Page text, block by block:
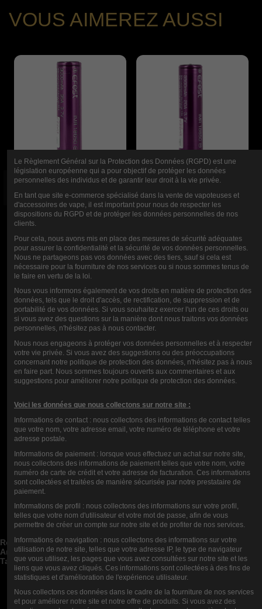
VOUS AIMEREZ AUSSI
ACCU 35A 18650
3000MAH IMR
EFEST
9,90 €
ACCU EFEST
3500MAH
9,90 €
NOTE
COMMENTAIRES (0)
Catégories de blog  
Rechercher dans le blog  
Archives du blog  
Tags du blog  
Blog Top Auteurs  
Newsletter
Le Règlement Général sur la Protection des Données (RGPD) est une
législation européenne qui a pour objectif de protéger les données
personnelles des individus et de garantir leur droit à la vie privée.
En tant que site e-commerce spécialisé dans la vente de vapoteuses et
d'accessoires de vape, il est important pour nous de respecter les
dispositions du RGPD et de protéger les données personnelles de nos
clients.
Pour cela, nous avons mis en place des mesures de sécurité adéquates
pour assurer la confidentialité et la sécurité de vos données personnelles.
Nous ne partageons pas vos données avec des tiers, sauf si cela est
nécessaire pour la fourniture de nos services ou si nous sommes tenus de
le faire en vertu de la loi.
Nous vous informons également de vos droits en matière de protection des
données, tels que le droit d'accès, de rectification, de suppression et de
portabilité de vos données. Si vous souhaitez exercer l'un de ces droits ou
si vous avez des questions sur la manière dont nous traitons vos données
personnelles, n'hésitez pas à nous contacter.
Nous nous engageons à protéger vos données personnelles et à respecter
votre vie privée. Si vous avez des suggestions ou des préoccupations
concernant notre politique de protection des données, n'hésitez pas à nous
en faire part. Nous sommes toujours ouverts aux commentaires et aux
suggestions pour améliorer notre politique de protection des données.
Voici les données que nous collectons sur notre site :
Informations de contact : nous collectons des informations de contact telles
que votre nom, votre adresse email, votre numéro de téléphone et votre
adresse postale.
Informations de paiement : lorsque vous effectuez un achat sur notre site,
nous collectons des informations de paiement telles que votre nom, votre
numéro de carte de crédit et votre adresse de facturation. Ces informations
sont collectées et traitées de manière sécurisée par notre prestataire de
paiement.
Informations de profil : nous collectons des informations sur votre profil,
telles que votre nom d'utilisateur et votre mot de passe, afin de vous
permettre de créer un compte sur notre site et de profiter de nos services.
Informations de navigation : nous collectons des informations sur votre
utilisation de notre site, telles que votre adresse IP, le type de navigateur
que vous utilisez, les pages que vous avez consultées sur notre site et les
liens que vous avez cliqués. Ces informations sont collectées à des fins de
statistiques et d'amélioration de l'expérience utilisateur.
Nous collectons ces données dans le cadre de la fourniture de nos services
et pour améliorer notre site et notre offre de produits. Si vous avez des